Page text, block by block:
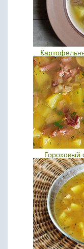
Гороховый